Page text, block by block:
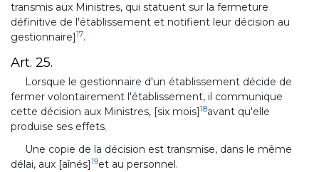
transmis aux Ministres, qui statuent sur la fermeture
définitive de l'établissement et notifient leur décision au
gestionnaire]17.
Art. 25.
Lorsque le gestionnaire d'un établissement décide de
fermer volontairement l'établissement, il communique
cette décision aux Ministres, [six mois]18avant qu'elle
produise ses effets.
Une copie de la décision est transmise, dans le même
délai, aux [aînés] 19et au personnel.